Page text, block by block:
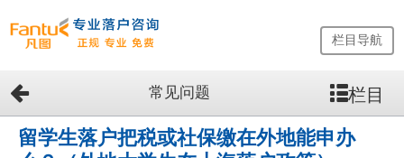
网
站
首
页
栏目导航
常见问题 栏目
留学生落户把税或社保缴在外地能申办